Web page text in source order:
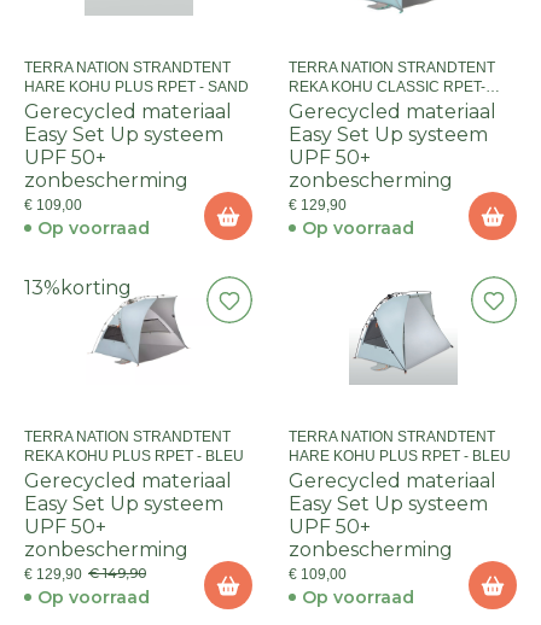
TERRA NATION STRANDTENT
HARE KOHU PLUS RPET - SAND
Gerecycled materiaal
Easy Set Up systeem
UPF 50+
zonbescherming
€ 109,00
Op voorraad
TERRA NATION STRANDTENT
REKA KOHU CLASSIC RPET-
BLEU
Gerecycled materiaal
Easy Set Up systeem
UPF 50+
zonbescherming
€ 129,90
Op voorraad
13% korting
TERRA NATION STRANDTENT
REKA KOHU PLUS RPET - BLEU
Gerecycled materiaal
Easy Set Up systeem
UPF 50+
zonbescherming
€ 129,90 € 149,90
Op voorraad
TERRA NATION STRANDTENT
HARE KOHU PLUS RPET - BLEU
Gerecycled materiaal
Easy Set Up systeem
UPF 50+
zonbescherming
€ 109,00
Op voorraad